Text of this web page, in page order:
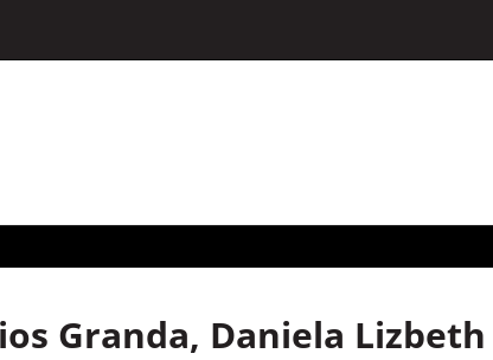
Granda, Daniela Lizbeth